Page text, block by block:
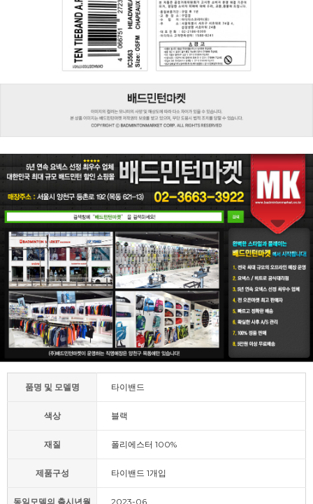
품명 및 모델명 타이밴드
색상 블랙
재질 폴리에스터 100%
제품구성 타이밴드 1개입
동일모델의 출시년월 2023-06